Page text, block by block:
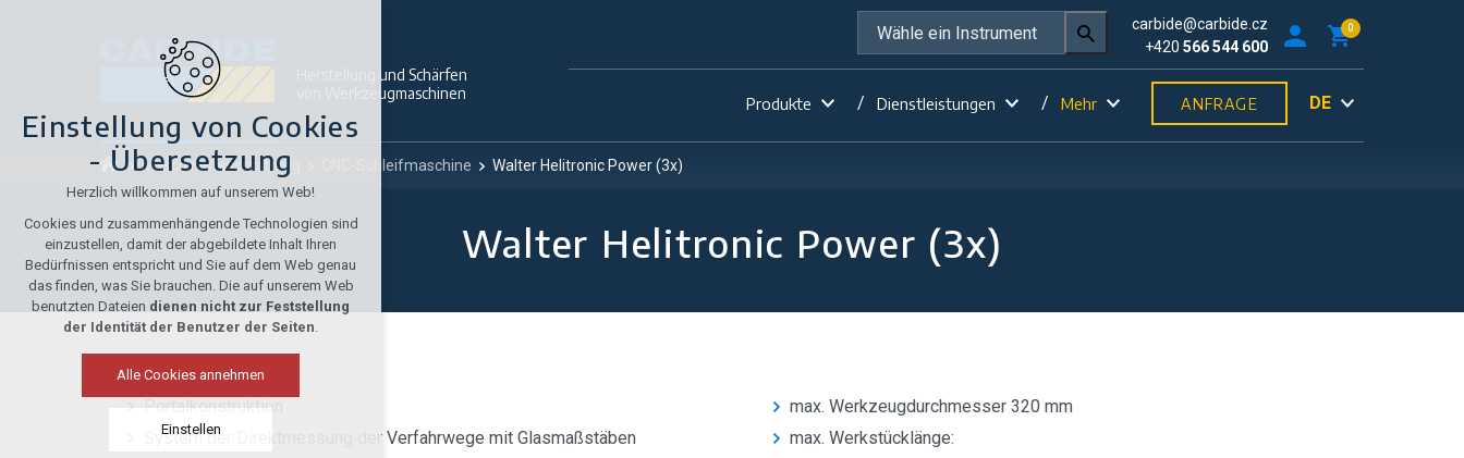
Herstellung und Schärfen
von Werkzeugmaschinen
carbide@carbide.cz
+420 566 544 600
0
Produkte Dienstleistungen Mehr ANFRAGE DE
Maschinenausstattung CNC-Schleifmaschine Walter Helitronic Power (3x)
Walter Helitronic Power (3x)
Portalkonstruktion
System der Direktmessung der Verfahrwege mit Glasmaßstäben
max. Werkzeugdurchmesser 320 mm
max. Werkstücklänge:
Einstellung von Cookies
- Übersetzung
Herzlich willkommen auf unserem Web!
Cookies und zusammenhängende Technologien sind
einzustellen, damit der abgebildete Inhalt Ihren
Bedürfnissen entspricht und Sie auf dem Web genau
das finden, was Sie brauchen. Die auf unserem Web
benutzten Dateien dienen nicht zur Feststellung
der Identität der Benutzer der Seiten.
Alle Cookies annehmen
Einstellen